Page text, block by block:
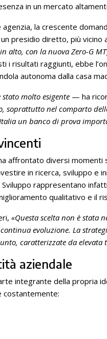
in un mercato
la crescente
presidio diretto, più
alto, con la nuova Zero-G MT
i risultati raggiunti, ebbe
autonoma dalla casa
molto esigente — ha
soprattutto nel comparto
un banco di prova
affrontato diversi momenti
in ricerca, sviluppo e
rappresentano
qualitativo e il
«Questa scelta non è stata
evoluzione. La
caratterizzate da elevata
aziendale
integrante della propria
costantemente: